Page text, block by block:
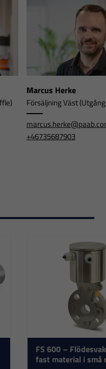
Marcus Herke
Försäljning Väst
+46735687903
FS 600 –
fast material i små
cookies går
inte att välja